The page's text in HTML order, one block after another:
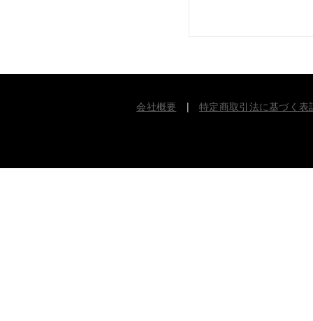
会社概要 |特定商取引法に基づく表